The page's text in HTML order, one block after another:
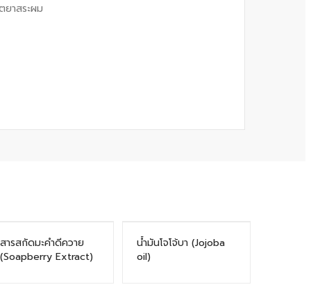
าสระผม
สารสกัดมะคําดีควาย
(Soapberry Extract)
น้ำมันโจโจ้บา (Jojoba
oil)